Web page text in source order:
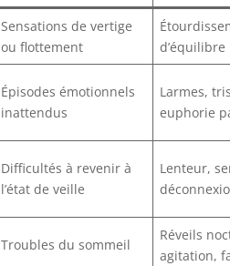
Sensations de vertige
ou flottement
d’équilibre
Épisodes émotionnels
inattendus
Larmes,
euphorie
Difficultés à revenir à
l’état de veille
Lenteur,
Troubles du sommeil
Réveils
agitation,